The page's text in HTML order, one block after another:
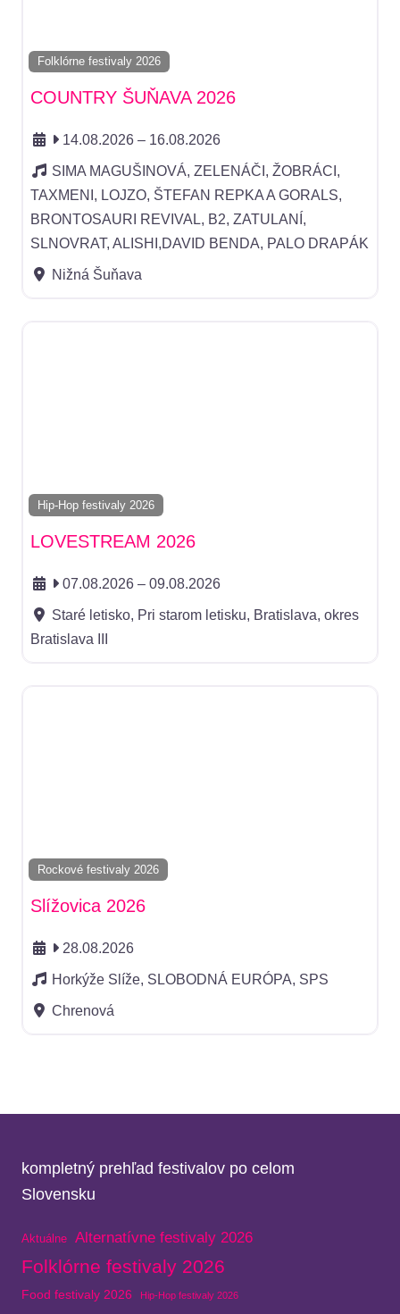
Folklórne festivaly 2026
COUNTRY ŠUŇAVA 2026
14.08.2026 – 16.08.2026
SIMA MAGUŠINOVÁ, ZELENÁČI, ŽOBRÁCI,
TAXMENI, LOJZO, ŠTEFAN REPKA A GORALS,
BRONTOSAURI REVIVAL, B2, ZATULANÍ,
SLNOVRAT, ALISHI,DAVID BENDA, PALO DRAPÁK
Nižná Šuňava
Hip-Hop festivaly 2026
LOVESTREAM 2026
07.08.2026 – 09.08.2026
Staré letisko, Pri starom letisku, Bratislava, okres
Bratislava III
Rockové festivaly 2026
Slížovica 2026
28.08.2026
Horkýže Slíže, SLOBODNÁ EURÓPA, SPS
Chrenová
kompletný prehľad festivalov po celom
Slovensku
Aktuálne Alternatívne festivaly 2026
Folklórne festivaly 2026
Food festivaly 2026 Hip-Hop festivaly 2026